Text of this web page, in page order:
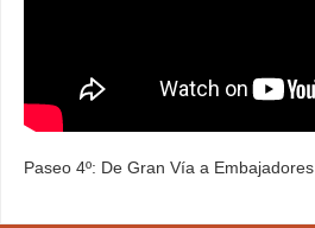
Paseo 4º: De Gran Vía a Embajadores